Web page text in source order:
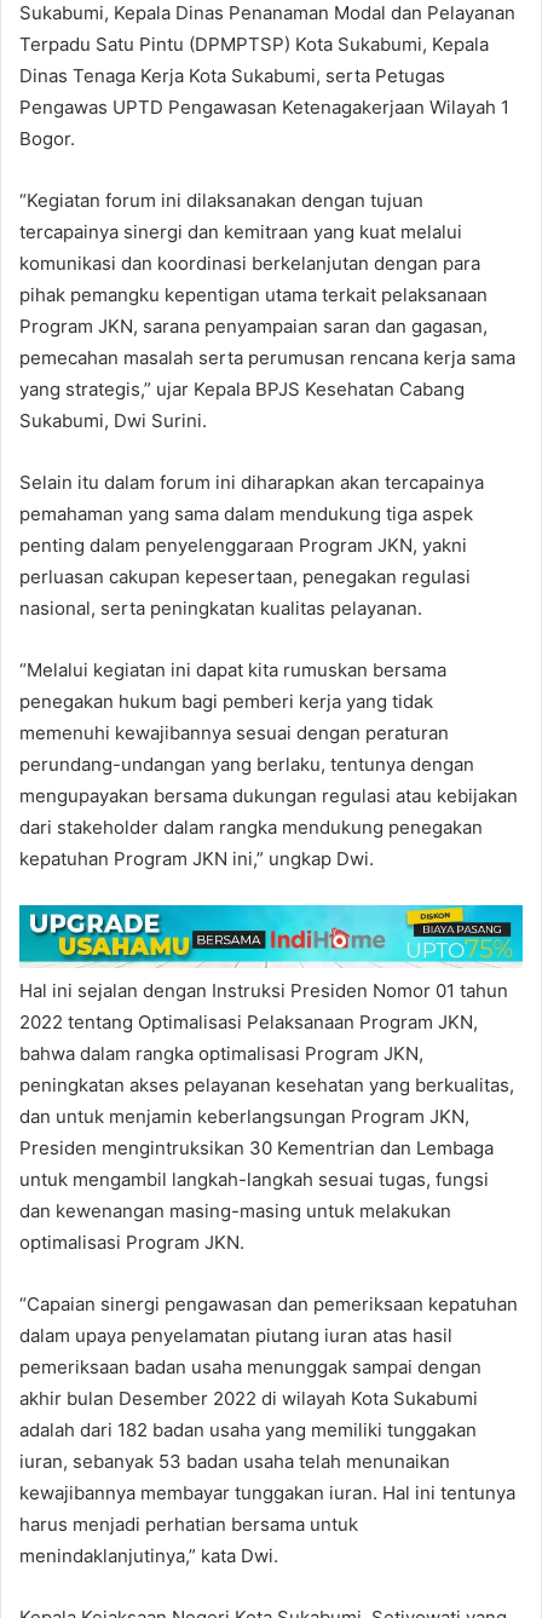
Sukabumi, Kepala Dinas Penanaman Modal dan Pelayanan
Terpadu Satu Pintu (DPMPTSP) Kota Sukabumi, Kepala
Dinas Tenaga Kerja Kota Sukabumi, serta Petugas
Pengawas UPTD Pengawasan Ketenagakerjaan Wilayah 1
Bogor.
“Kegiatan forum ini dilaksanakan dengan tujuan
tercapainya sinergi dan kemitraan yang kuat melalui
komunikasi dan koordinasi berkelanjutan dengan para
pihak pemangku kepentigan utama terkait pelaksanaan
Program JKN, sarana penyampaian saran dan gagasan,
pemecahan masalah serta perumusan rencana kerja sama
yang strategis,” ujar Kepala BPJS Kesehatan Cabang
Sukabumi, Dwi Surini.
Selain itu dalam forum ini diharapkan akan tercapainya
pemahaman yang sama dalam mendukung tiga aspek
penting dalam penyelenggaraan Program JKN, yakni
perluasan cakupan kepesertaan, penegakan regulasi
nasional, serta peningkatan kualitas pelayanan.
“Melalui kegiatan ini dapat kita rumuskan bersama
penegakan hukum bagi pemberi kerja yang tidak
memenuhi kewajibannya sesuai dengan peraturan
perundang-undangan yang berlaku, tentunya dengan
mengupayakan bersama dukungan regulasi atau kebijakan
dari stakeholder dalam rangka mendukung penegakan
kepatuhan Program JKN ini,” ungkap Dwi.
Hal ini sejalan dengan Instruksi Presiden Nomor 01 tahun
2022 tentang Optimalisasi Pelaksanaan Program JKN,
bahwa dalam rangka optimalisasi Program JKN,
peningkatan akses pelayanan kesehatan yang berkualitas,
dan untuk menjamin keberlangsungan Program JKN,
Presiden mengintruksikan 30 Kementrian dan Lembaga
untuk mengambil langkah-langkah sesuai tugas, fungsi
dan kewenangan masing-masing untuk melakukan
optimalisasi Program JKN.
“Capaian sinergi pengawasan dan pemeriksaan kepatuhan
dalam upaya penyelamatan piutang iuran atas hasil
pemeriksaan badan usaha menunggak sampai dengan
akhir bulan Desember 2022 di wilayah Kota Sukabumi
adalah dari 182 badan usaha yang memiliki tunggakan
iuran, sebanyak 53 badan usaha telah menunaikan
kewajibannya membayar tunggakan iuran. Hal ini tentunya
harus menjadi perhatian bersama untuk
menindaklanjutinya,” kata Dwi.